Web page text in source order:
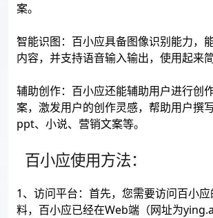
案。
智能识图：百小应具备图像识别能力，
内容，并支持语音输入输出，使用起来简
辅助创作：百小应还能辅助用户进行创
案，激发用户的创作灵感，帮助用户撰写
ppt、小说、营销文案等。
百小应使用方法：
1、访问平台：首先，您需要访问百小
料，百小应已经在Web端（网址为